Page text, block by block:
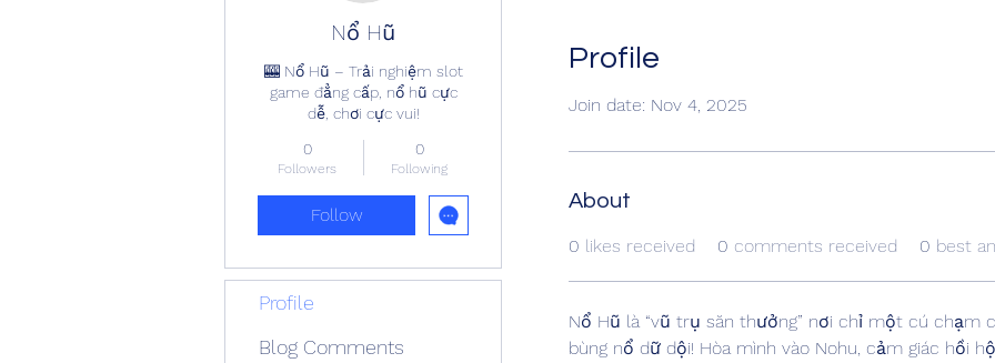
Profile
Join date: Nov 4, 2025
About
0 likes received 0 comments received 0 best
Nổ Hũ là “vũ trụ săn thưởng” nơi chỉ một cú chạm
bùng nổ dữ dội! Hòa mình vào Nohu, cảm giác hồi
Nổ Hũ
🎰 Nổ Hũ – Trải nghiệm slot
game đẳng cấp, nổ hũ cực
dễ, chơi cực vui!
0
Followers
0
Following
Follow
Profile
Blog Comments